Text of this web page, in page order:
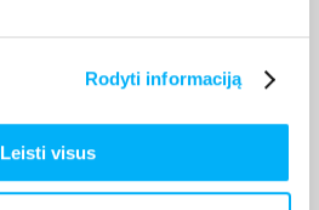
Rodyti informaciją
Leisti visus